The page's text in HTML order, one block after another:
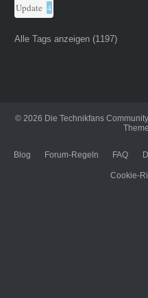
Update 4
Alle Tags anzeigen (1197)
© 2026 Die Technikfans
Blog Forum-Regeln FAQ
Cookie-